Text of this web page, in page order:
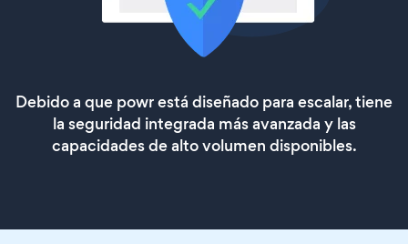
Debido a que powr está diseñado para escalar, tiene
la seguridad integrada más avanzada y las
capacidades de alto volumen disponibles.